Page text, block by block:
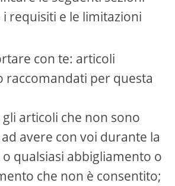
requisiti e le limitazioni
con te: articoli
raccomandati per questa
articoli che non sono
avere con voi durante la
o qualsiasi abbigliamento o
che non è consentito;